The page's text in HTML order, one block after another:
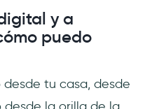
y a
puedo
tu casa, desde